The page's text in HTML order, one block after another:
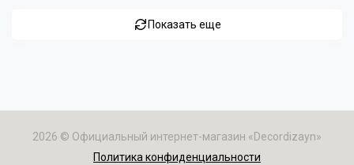
Показать еще
2026 © Официальный интернет-магазин «Decordizayn»
Политика конфиденциальности